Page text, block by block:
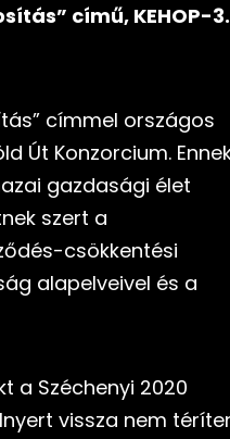
című, KEHOP-
címmel országos
Út Konzorcium.
gazdasági élet
szert a
csökkentési
alapelveivel és a
a Széchenyi 2020
vissza nem